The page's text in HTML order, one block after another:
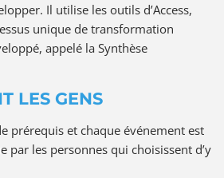
Il utilise les outils d’Access,
unique de transformation
appelé la Synthèse
LES GENS
prérequis et chaque événement est
par les personnes qui choisissent d’y